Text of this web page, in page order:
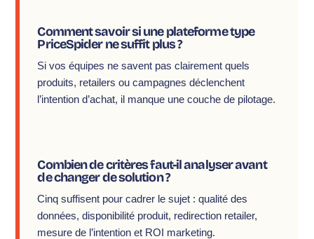
Comment savoir si une plateforme type
PriceSpider ne suffit plus ?
Si vos équipes ne savent pas clairement quels
produits, retailers ou campagnes déclenchent
l’intention d’achat, il manque une couche de pilotage.
Combien de critères faut-il analyser avant
de changer de solution ?
Cinq suffisent pour cadrer le sujet : qualité des
données, disponibilité produit, redirection retailer,
mesure de l’intention et ROI marketing.